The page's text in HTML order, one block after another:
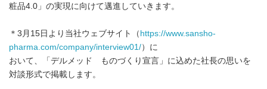
粧品4.0」の実現に向けて邁進していきます。
＊3月15日より当社ウェブサイト（ https://www.sansho-
pharma.com/company/interview01/）に
おいて、「デルメッド ものづくり宣言」に込めた社長の思いを
対談形式で掲載します。